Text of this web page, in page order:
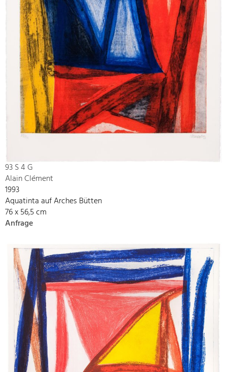
93 S 4 G
Alain Clément
1993
Aquatinta auf Arches Bütten
76 x 56,5 cm
Anfrage